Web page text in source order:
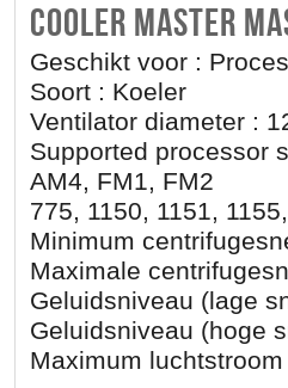
COOLER MASTER
Geschikt voor :
Soort : Koeler
Ventilator diameter :
Supported processor
AM4, FM1, FM2
775, 1150, 1151,
Minimum
Maximale
Geluidsniveau (lage
Geluidsniveau (hoge
Maximum